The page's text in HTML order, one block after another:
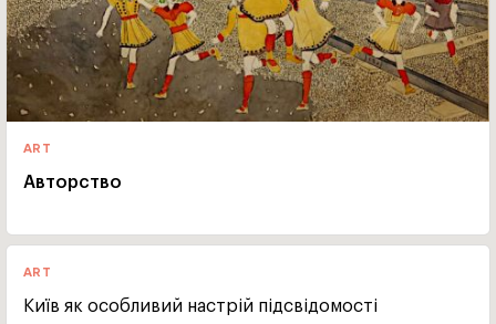
ART
Авторство
ART
Київ як особливий настрій підсвідомості